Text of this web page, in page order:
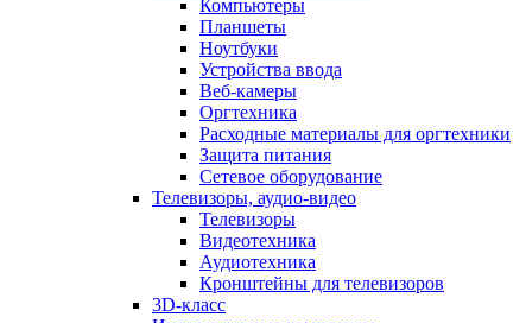
Компьютеры
Планшеты
Ноутбуки
Устройства ввода
Веб-камеры
Оргтехника
Расходные материалы для оргтехники
Защита питания
Сетевое оборудование
Телевизоры, аудио-видео
Телевизоры
Видеотехника
Аудиотехника
Кронштейны для телевизоров
3D-класс